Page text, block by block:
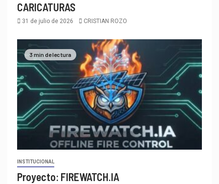
CARICATURAS
31 de julio de 2026 CRISTIAN ROZO
3 min de lectura
INSTITUCIONAL
Proyecto: FIREWATCH.IA